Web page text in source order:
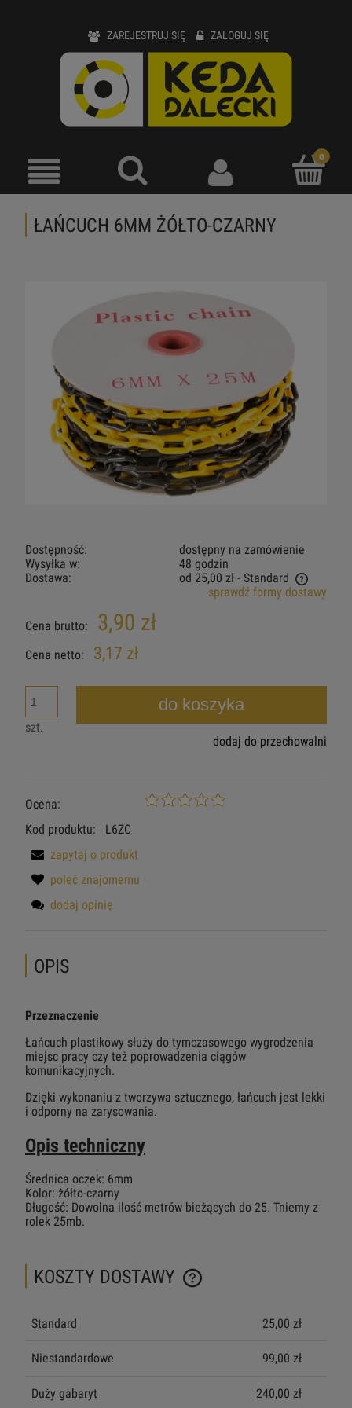
ZAREJESTRUJ SIĘ ZALOGUJ SIĘ
ŁAŃCUCH 6MM ŻÓŁTO-CZARNY
Dostępność:
dostępny na zamówienie
Wysyłka w:
48 godzin
Dostawa:
od 25,00 zł - Standard
Cena nie zawiera ewentualnych kosztów płatnościsprawdź formy dostawy
Cena brutto: 3,90 zł
Cena netto: 3,17 zł
szt.
do koszyka
dodaj do przechowalni
Ocena:
Kod produktu:
L6ZC
zapytaj o produkt
poleć znajomemu
dodaj opinię
OPIS
Przeznaczenie
Łańcuch plastikowy służy do tymczasowego wygrodzenia
miejsc pracy czy też poprowadzenia ciągów
komunikacyjnych.
Dzięki wykonaniu z tworzywa sztucznego, łańcuch jest lekki
i odporny na zarysowania.
Opis techniczny
Średnica oczek: 6mm
Kolor: żółto-czarny
Długość: Dowolna ilość metrów bieżących do 25. Tniemy z
rolek 25mb.
KOSZTY DOSTAWY
CENA NIE ZAWIERA EWENTUALNYCH KOSZTÓW PŁATNOŚCI
Standard 25,00 zł
Niestandardowe 99,00 zł
Duży gabaryt 240,00 zł